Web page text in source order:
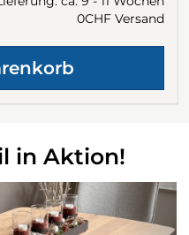
0CHF Versand
in Aktion!